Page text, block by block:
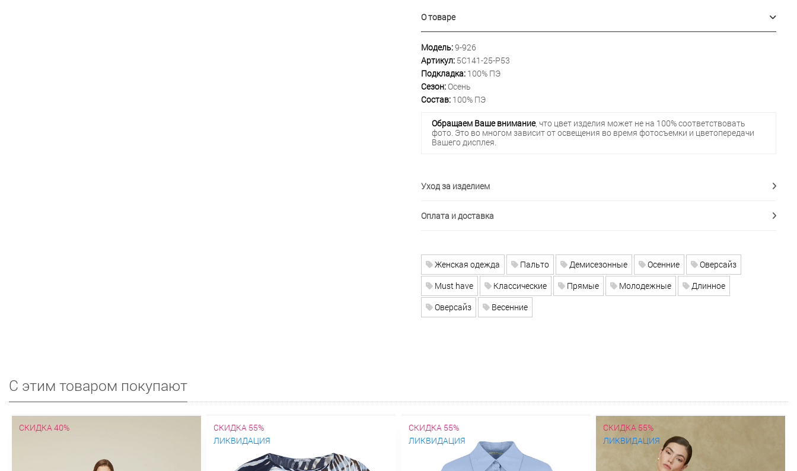
О товаре
Модель:9-926
Артикул:5С141-25-Р53
Подкладка:100% ПЭ
Сезон:Осень
Состав:100% ПЭ
Обращаем Ваше внимание, что цвет изделия может не на 100% соответствовать
фото. Это во многом зависит от освещения во время фотосъемки и цветопередачи
Вашего дисплея.
Уход за изделием
Оплата и доставка
Женская одежда Пальто Демисезонные Осенние
Оверсайз
Must have
Классические Прямые Молодежные
Длинное
Оверсайз
Весенние
С этим товаром покупают
СКИДКА 40%
СКИДКА 55%
ЛИКВИДАЦИЯ
СКИДКА 55%
ЛИКВИДАЦИЯ
СКИДКА 55%
ЛИКВИДАЦИЯ